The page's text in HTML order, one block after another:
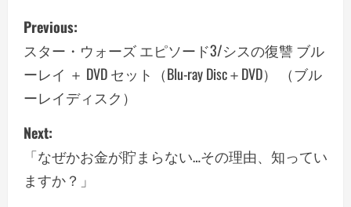
P
o
s
t
n
a
Previous:
スター・ウォーズ エピソード3/シスの復讐 ブル
ーレイ ＋ DVD セット（Blu-ray Disc＋DVD） （ブル
ーレイディスク）
Next:
「なぜかお金が貯まらない…その理由、知ってい
ますか？」